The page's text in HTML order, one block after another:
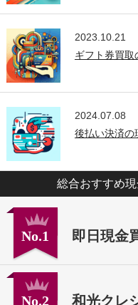
2023.10.21
ギフト券買
2024.07.08
後払い決済
総合おすすめ
No.1 即日現金
No.2 和光クレ